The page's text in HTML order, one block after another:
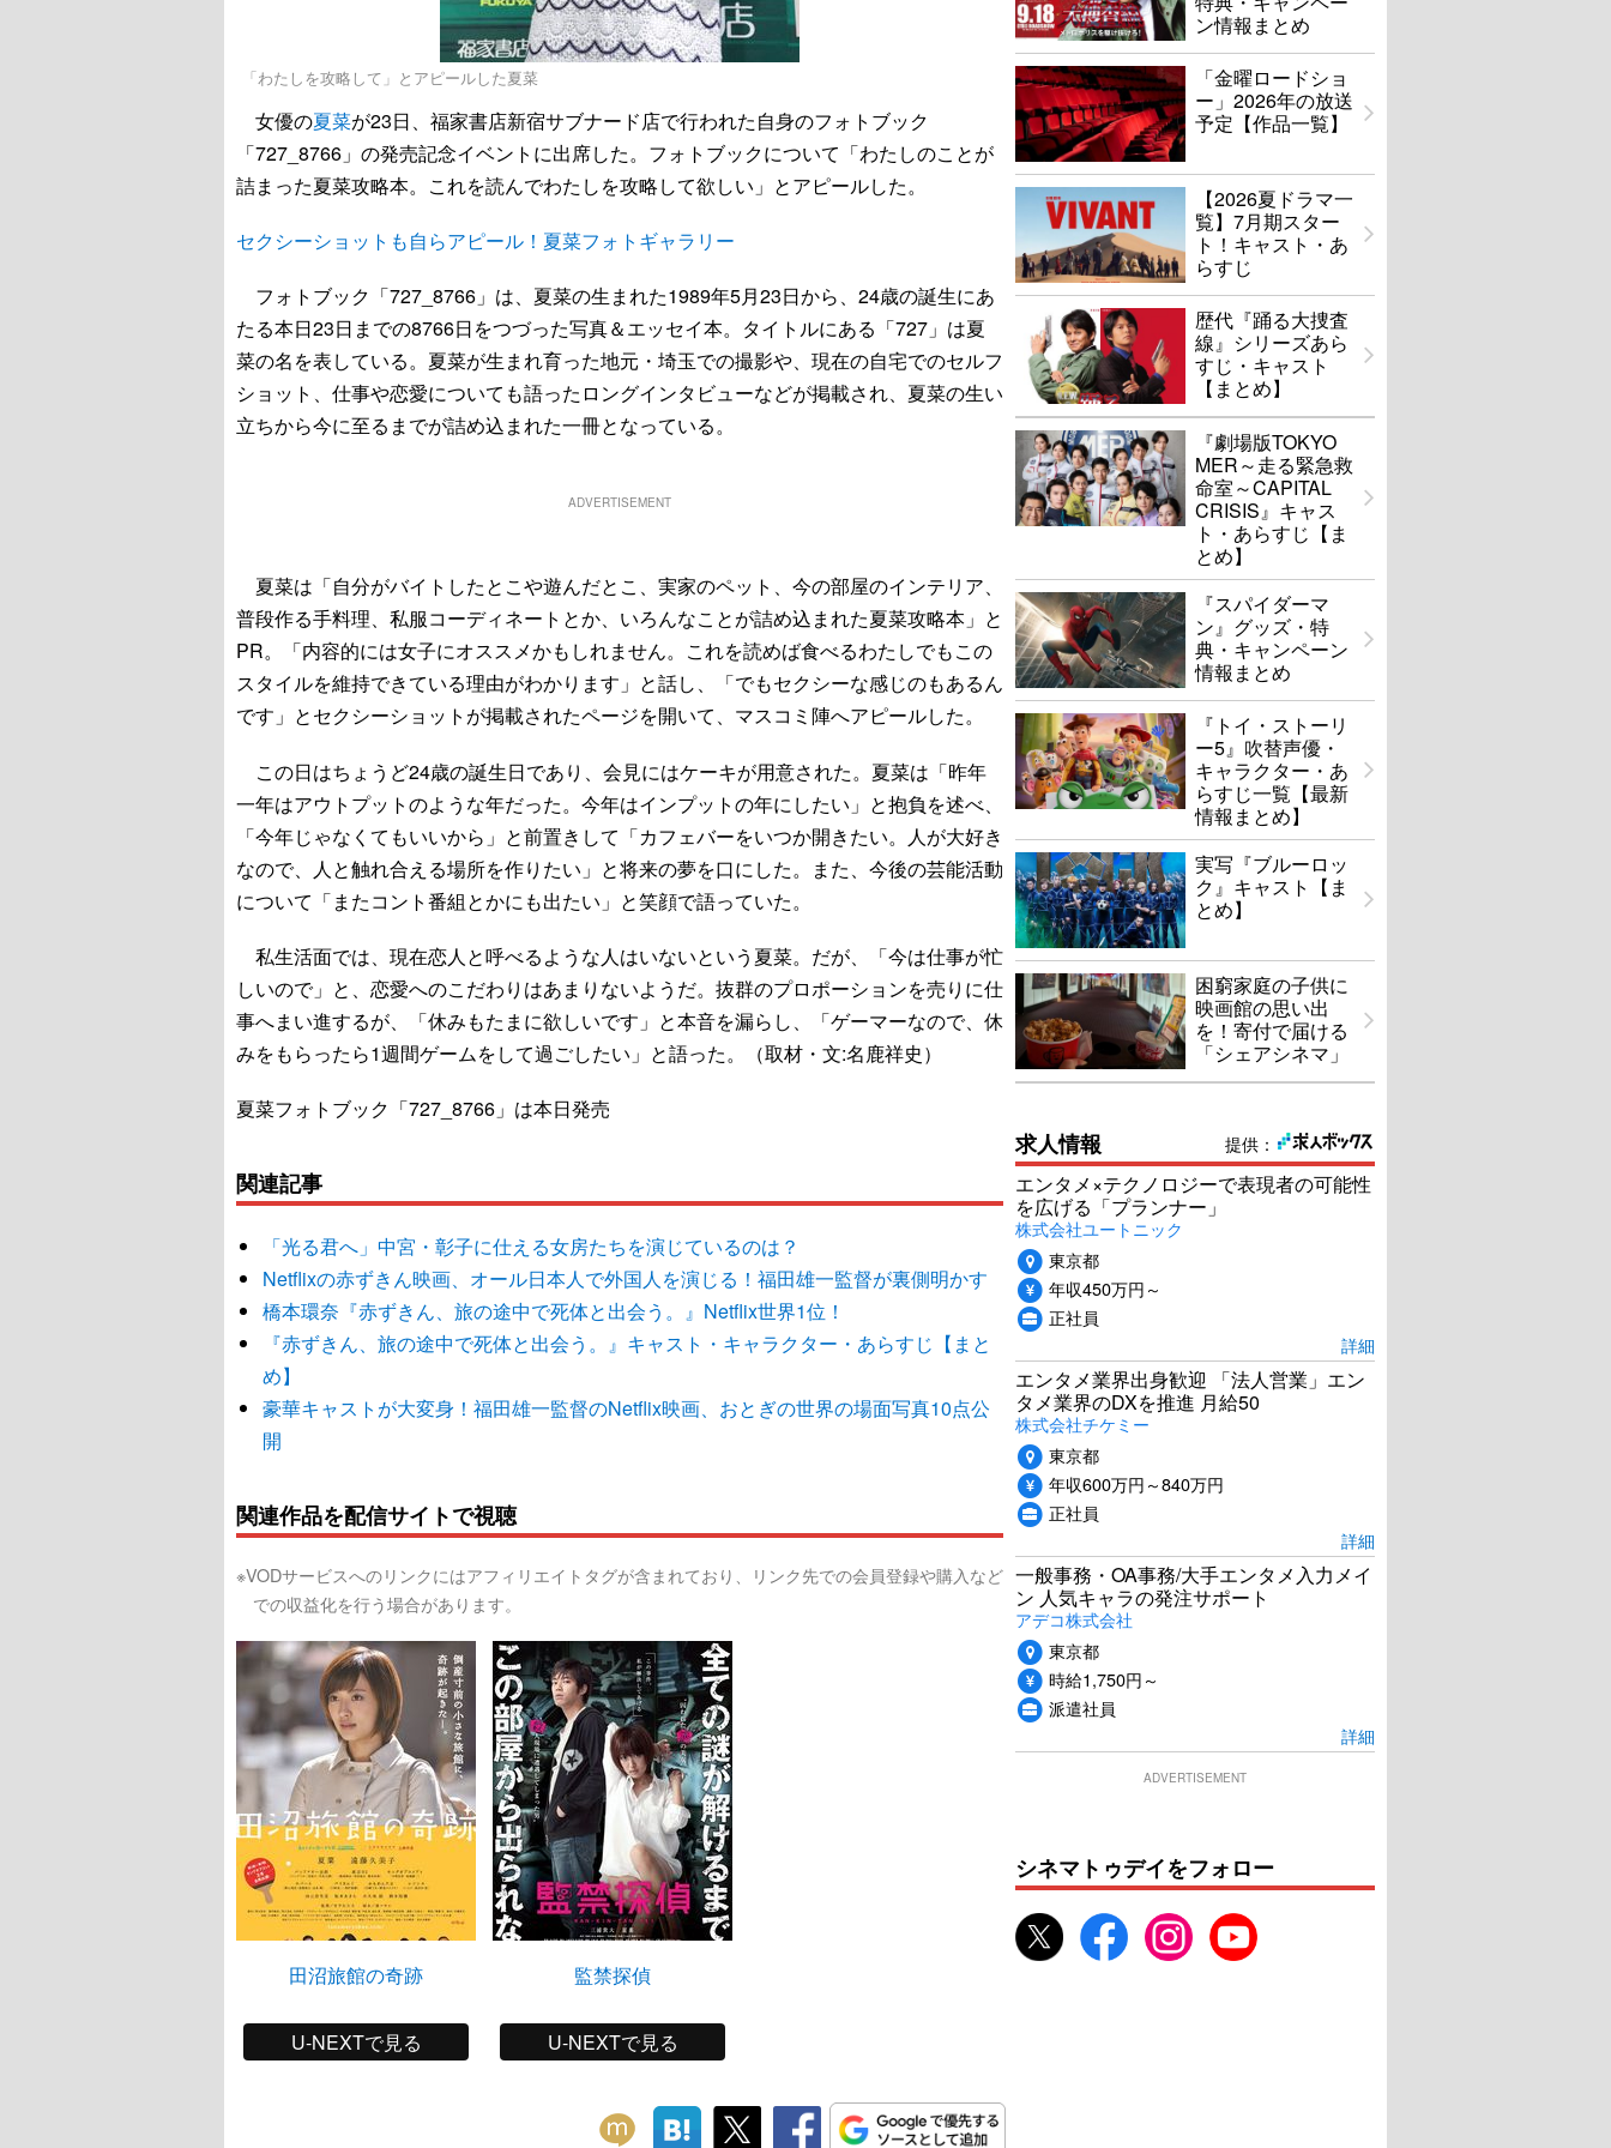
「わたしを攻略して」とアピールした夏菜
女優の夏菜が23日、福家書店新宿サブナード店で行われた自身のフォトブック
「727_8766」の発売記念イベントに出席した。フォトブックについて「わたしのことが
詰まった夏菜攻略本。これを読んでわたしを攻略して欲しい」とアピールした。
セクシーショットも自らアピール！夏菜フォトギャラリー
フォトブック「727_8766」は、夏菜の生まれた1989年5月23日から、24歳の誕生にあ
たる本日23日までの8766日をつづった写真＆エッセイ本。タイトルにある「727」は夏
菜の名を表している。夏菜が生まれ育った地元・埼玉での撮影や、現在の自宅でのセルフ
ショット、仕事や恋愛についても語ったロングインタビューなどが掲載され、夏菜の生い
立ちから今に至るまでが詰め込まれた一冊となっている。
ADVERTISEMENT
夏菜は「自分がバイトしたとこや遊んだとこ、実家のペット、今の部屋のインテリア、
普段作る手料理、私服コーディネートとか、いろんなことが詰め込まれた夏菜攻略本」と
PR。「内容的には女子にオススメかもしれません。これを読めば食べるわたしでもこの
スタイルを維持できている理由がわかります」と話し、「でもセクシーな感じのもあるん
です」とセクシーショットが掲載されたページを開いて、マスコミ陣へアピールした。
この日はちょうど24歳の誕生日であり、会見にはケーキが用意された。夏菜は「昨年
一年はアウトプットのような年だった。今年はインプットの年にしたい」と抱負を述べ、
「今年じゃなくてもいいから」と前置きして「カフェバーをいつか開きたい。人が大好き
なので、人と触れ合える場所を作りたい」と将来の夢を口にした。また、今後の芸能活動
について「またコント番組とかにも出たい」と笑顔で語っていた。
私生活面では、現在恋人と呼べるような人はいないという夏菜。だが、「今は仕事が忙
しいので」と、恋愛へのこだわりはあまりないようだ。抜群のプロポーションを売りに仕
事へまい進するが、「休みもたまに欲しいです」と本音を漏らし、「ゲーマーなので、休
みをもらったら1週間ゲームをして過ごしたい」と語った。（取材・文:名鹿祥史）
夏菜フォトブック「727_8766」は本日発売
関連記事
「光る君へ」中宮・彰子に仕える女房たちを演じているのは？
Netflixの赤ずきん映画、オール日本人で外国人を演じる！福田雄一監督が裏側明かす
橋本環奈『赤ずきん、旅の途中で死体と出会う。』Netflix世界1位！
『赤ずきん、旅の途中で死体と出会う。』キャスト・キャラクター・あらすじ【まと
め】
豪華キャストが大変身！福田雄一監督のNetflix映画、おとぎの世界の場面写真10点公
開
関連作品を配信サイトで視聴
※VODサービスへのリンクにはアフィリエイトタグが含まれており、リンク先での会員登録や購入など
での収益化を行う場合があります。
田沼旅館の奇跡
U-NEXTで見る
監禁探偵
U-NEXTで見る
ン情報まとめ
「金曜ロードショ
ー」2026年の放送
予定【作品一覧】
【2026夏ドラマ一
覧】7月期スター
ト！キャスト・あ
らすじ
歴代『踊る大捜査
線』シリーズあら
すじ・キャスト
【まとめ】
『劇場版TOKYO
MER～走る緊急救
命室～CAPITAL
CRISIS』キャス
ト・あらすじ【ま
とめ】
『スパイダーマ
ン』グッズ・特
典・キャンペーン
情報まとめ
『トイ・ストーリ
ー5』吹替声優・
キャラクター・あ
らすじ一覧【最新
情報まとめ】
実写『ブルーロッ
ク』キャスト【ま
とめ】
困窮家庭の子供に
映画館の思い出
を！寄付で届ける
「シェアシネマ」
提供：
求人情報
エンタメ×テクノロジーで表現者の可能性
を広げる「プランナー」
株式会社ユートニック
東京都
年収450万円～
正社員
詳細
エンタメ業界出身歓迎 「法人営業」エン
タメ業界のDXを推進 月給50
株式会社チケミー
東京都
年収600万円～840万円
正社員
詳細
一般事務・OA事務/大手エンタメ入力メイ
ン 人気キャラの発注サポート
アデコ株式会社
東京都
時給1,750円～
派遣社員
詳細
ADVERTISEMENT
シネマトゥデイをフォロー